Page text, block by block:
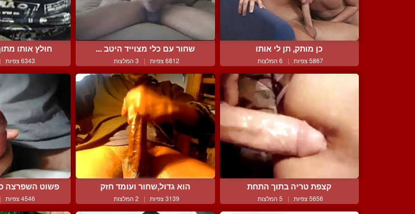
כן מותק, תן לי אותו
5867 צפיות | 6 המלצות
שחור עם כלי מצוייד היטב ...
6812 צפיות | 3 המלצות
חולץ אותו
6343 צפיות |
קצפת טריה בתוך התחת
5656 צפיות | 5 המלצות
הוא גדול,שחור ועומד חזק
3139 צפיות | 2 המלצות
פשוט השפרצה
4546 צפיות |